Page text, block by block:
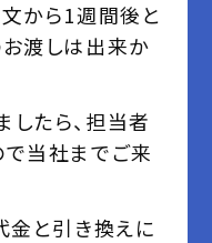
から1週間後と
渡しは出来か
たら、担当者
当社までご来
金と引き換えに